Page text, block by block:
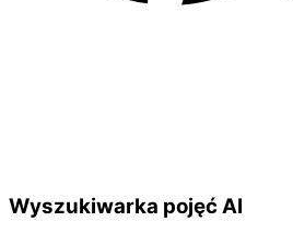
Wyszukiwarka pojęć AI